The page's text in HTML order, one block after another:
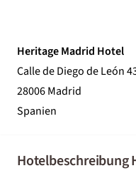
Heritage Madrid Hotel
Calle de Diego de León
28006 Madrid
Spanien
Hotelbeschreibung